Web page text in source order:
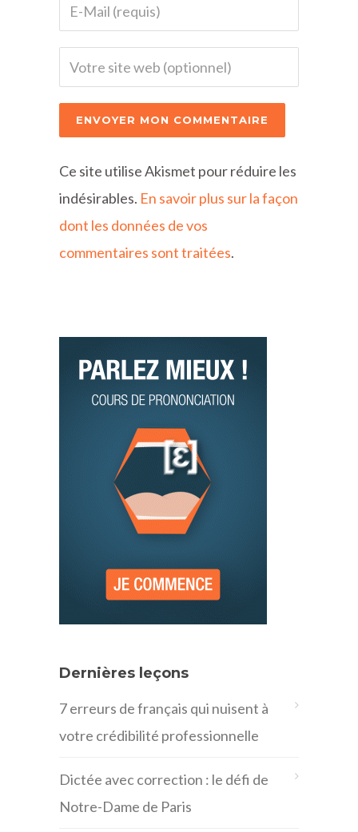
Ce site utilise Akismet pour réduire les
indésirables. En savoir plus sur la façon
dont les données de vos
commentaires sont traitées.
Dernières leçons
7 erreurs de français qui nuisent à
votre crédibilité professionnelle
Dictée avec correction : le défi de
Notre-Dame de Paris